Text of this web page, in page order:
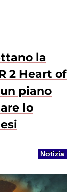
la
2 Heart of
piano
lo
Notizia